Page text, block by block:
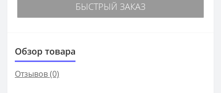
БЫСТРЫЙ ЗАКАЗ
Обзор товара
Отзывов (0)